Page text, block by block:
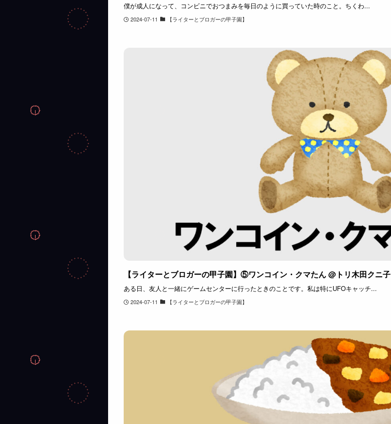
僕が成人になって、コンビニでおつまみを毎日のように買っていた時のこと。ちくわ...
2024-07-11 【ライターとブロガーの甲子園】
【ライターとブロガーの甲子園】⑤ワンコイン・クマたん @トリ木田クニ子
ある日、友人と一緒にゲームセンターに行ったときのことです。私は特にUFOキャッチ...
2024-07-11 【ライターとブロガーの甲子園】